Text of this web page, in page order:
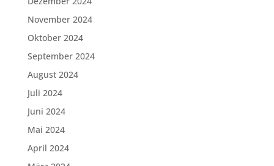
November 2024
Oktober 2024
September 2024
August 2024
Juli 2024
Juni 2024
Mai 2024
April 2024